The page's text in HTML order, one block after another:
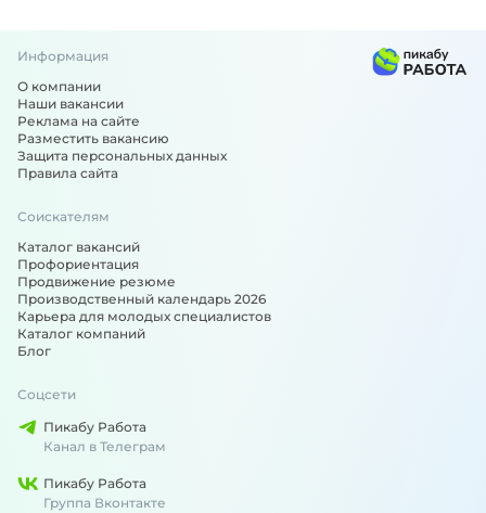
Информация
О компании
Наши вакансии
Реклама на сайте
Разместить вакансию
Защита персональных данных
Правила сайта
Соискателям
Каталог вакансий
Профориентация
Продвижение резюме
Производственный календарь 2026
Карьера для молодых специалистов
Каталог компаний
Блог
Соцсети
Пикабу Работа
Канал в Телеграм
Пикабу Работа
Группа Вконтакте